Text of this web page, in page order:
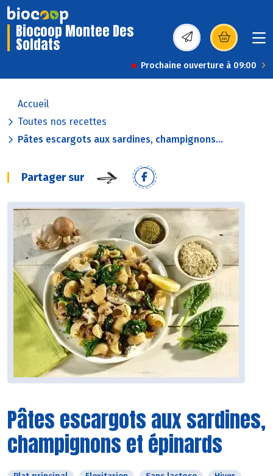
Biocoop Montee Des
Soldats (s’ouvre dans une
Prochaine ouverture à 09:00
Accueil
Toutes nos recettes
Pâtes escargots aux sardines, champignons...
Partager sur
Pâtes escargots aux sardines,
champignons et épinards